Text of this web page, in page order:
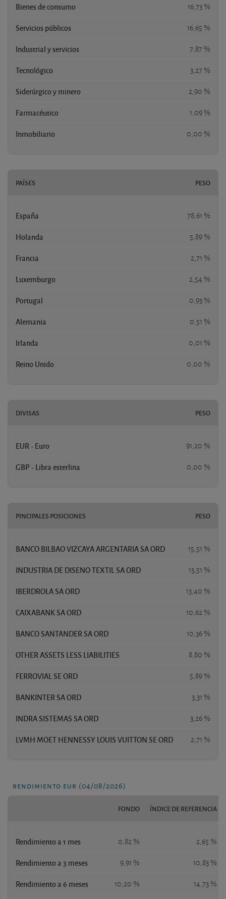
Bienes de consumo 16,73 %
Servicios públicos 16,65 %
Industrial y servicios 7,87 %
Tecnológico 3,27 %
Siderúrgico y minero 2,90 %
Farmacéutico 1,09 %
Inmobiliario 0,00 %
PAÍSES PESO
España 78,61 %
Holanda 5,89 %
Francia 2,71 %
Luxemburgo 2,54 %
Portugal 0,93 %
Alemania 0,51 %
Irlanda 0,01 %
Reino Unido 0,00 %
DIVISAS PESO
EUR - Euro 91,20 %
GBP - Libra esterlina 0,00 %
PINCIPALES POSICIONES PESO
BANCO BILBAO VIZCAYA ARGENTARIA SA ORD 15,51 %
INDUSTRIA DE DISENO TEXTIL SA ORD 13,51 %
IBERDROLA SA ORD 13,40 %
CAIXABANK SA ORD 10,62 %
BANCO SANTANDER SA ORD 10,36 %
OTHER ASSETS LESS LIABILITIES 8,80 %
FERROVIAL SE ORD 5,89 %
BANKINTER SA ORD 3,31 %
INDRA SISTEMAS SA ORD 3,26 %
LVMH MOET HENNESSY LOUIS VUITTON SE ORD 2,71 %
rendimiento eur (04/08/2026)
FONDO ÍNDICE DE REFERENCIA
Rendimiento a 1 mes 0,82 % 2,65 %
Rendimiento a 3 meses 9,91 % 10,83 %
Rendimiento a 6 meses 10,20 % 14,73 %